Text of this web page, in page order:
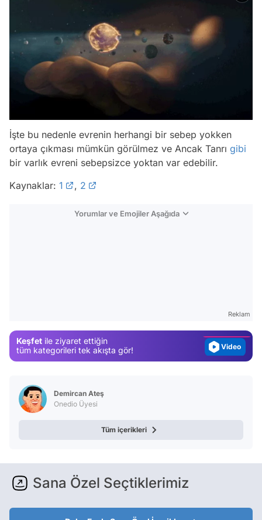
İşte bu nedenle evrenin herhangi bir sebep yokken
ortaya çıkması mümkün görülmez ve Ancak Tanrı gibi
bir varlık evreni sebepsizce yoktan var edebilir.
Kaynaklar: 1 , 2
Yorumlar ve Emojiler Aşağıda
Reklam
Keşfet ile ziyaret ettiğin
tüm kategorileri tek akışta gör!
Video
Demircan Ateş
Onedio Üyesi
Tüm içerikleri
Sana Özel Seçtiklerimiz